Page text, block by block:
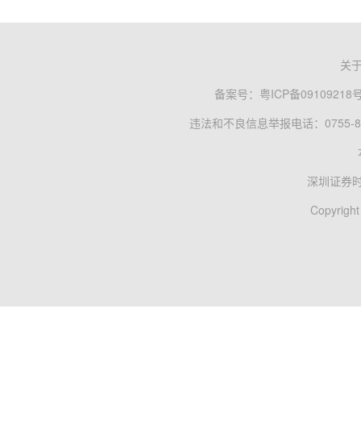
关
备案号： 粤ICP备09109218
违法和不良信息举报电话：0755-
深圳证券